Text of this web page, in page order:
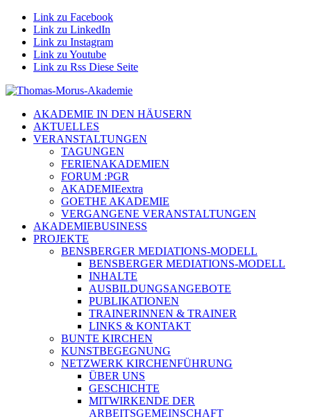
Link zu Facebook
Link zu LinkedIn
Link zu Instagram
Link zu Youtube
Link zu Rss Diese Seite
AKADEMIE IN DEN HÄUSERN
AKTUELLES
VERANSTALTUNGEN
TAGUNGEN
FERIENAKADEMIEN
FORUM :PGR
AKADEMIEextra
GOETHE AKADEMIE
VERGANGENE VERANSTALTUNGEN
AKADEMIEBUSINESS
PROJEKTE
BENSBERGER MEDIATIONS-MODELL
BENSBERGER MEDIATIONS-MODELL
INHALTE
AUSBILDUNGSANGEBOTE
PUBLIKATIONEN
TRAINERINNEN & TRAINER
LINKS & KONTAKT
BUNTE KIRCHEN
KUNSTBEGEGNUNG
NETZWERK KIRCHENFÜHRUNG
ÜBER UNS
GESCHICHTE
MITWIRKENDE DER
ARBEITSGEMEINSCHAFT